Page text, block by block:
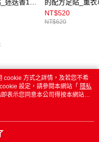
迷迭香10
適用
的配方足貼_薰衣
組(20枚)_腳酸適
NT$520
NT$620
cookie 方式之詳情，及若您不希
設定，請參閱本網站「 隱私
表示您同意本公司得按本網站使